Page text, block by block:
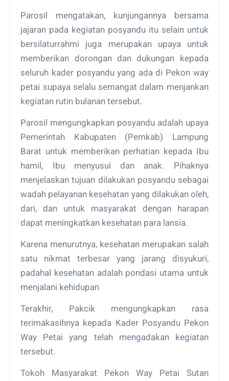
Parosil mengatakan, kunjungannya bersama
jajaran pada kegiatan posyandu itu selain untuk
bersilaturrahmi juga merupakan upaya untuk
memberikan dorongan dan dukungan kepada
seluruh kader posyandu yang ada di Pekon way
petai supaya selalu semangat dalam menjankan
kegiatan rutin bulanan tersebut.
Parosil mengungkapkan posyandu adalah upaya
Pemerintah Kabupaten (Pemkab) Lampung
Barat untuk memberikan perhatian kepada Ibu
hamil, Ibu menyusui dan anak. Pihaknya
menjelaskan tujuan dilakukan posyandu sebagai
wadah pelayanan kesehatan yang dilakukan oleh,
dari, dan untuk masyarakat dengan harapan
dapat meningkatkan kesehatan para lansia.
Karena menurutnya, kesehatan merupakan salah
satu nikmat terbesar yang jarang disyukuri,
padahal kesehatan adalah pondasi utama untuk
menjalani kehidupan
Terakhir, Pakcik mengungkapkan rasa
terimakasihnya kepada Kader Posyandu Pekon
Way Petai yang telah mengadakan kegiatan
tersebut.
Tokoh Masyarakat Pekon Way Petai Sutan